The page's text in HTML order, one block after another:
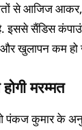
से आजिज
इससे सैंडिस
खुलापन कम हो
मरम्मत
पंकज कुमार के